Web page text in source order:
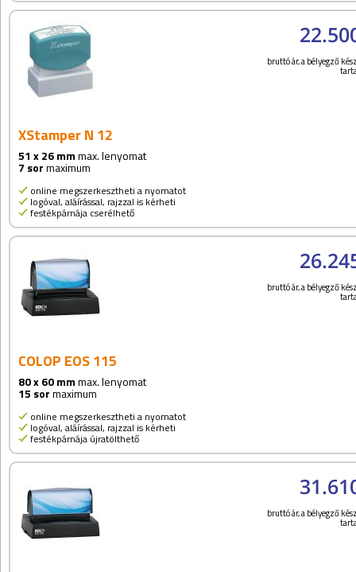
bruttó ár, a bélyegző
XStamper N 12
51 x 26 mmmax. lenyomat
7 sormaximum
online megszerkesztheti a nyomatot
logóval, aláírással, rajzzal is kérheti
festékpárnája cserélhető
bruttó ár, a bélyegző
COLOP EOS 115
80 x 60 mmmax. lenyomat
15 sormaximum
online megszerkesztheti a nyomatot
logóval, aláírással, rajzzal is kérheti
festékpárnája újratölthető
bruttó ár, a bélyegző